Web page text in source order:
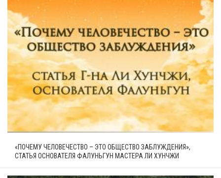
«ПОЧЕМУ ЧЕЛОВЕЧЕСТВО – ЭТО ОБЩЕСТВО ЗАБЛУЖДЕНИЯ»,
СТАТЬЯ ОСНОВАТЕЛЯ ФАЛУНЬГУН МАСТЕРА ЛИ ХУНЧЖИ